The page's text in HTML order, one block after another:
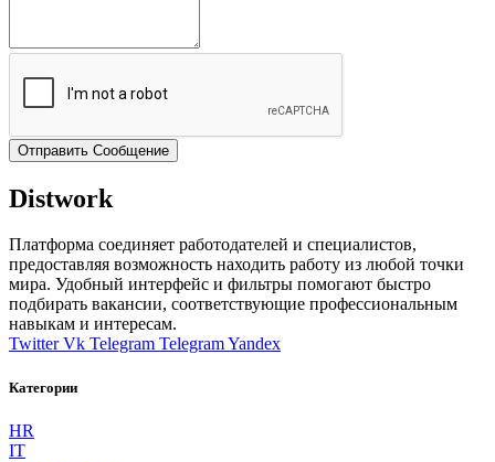
Отправить Сообщение
Distwork
Платформа соединяет работодателей и специалистов,
предоставляя возможность находить работу из любой точки
мира. Удобный интерфейс и фильтры помогают быстро
подбирать вакансии, соответствующие профессиональным
навыкам и интересам.
Twitter Vk Telegram TelegramYandex
Категории
HR
IT